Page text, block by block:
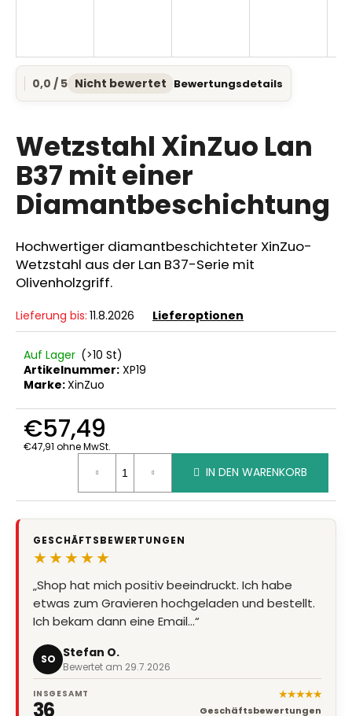
Die
durchschnittliche
ist
0,0
von
5
Sternen.
0,0 / 5 Nicht bewertet Bewertungsdetails
Wetzstahl XinZuo Lan
B37 mit einer
Diamantbeschichtung
Hochwertiger diamantbeschichteter XinZuo-
Wetzstahl aus der Lan B37-Serie mit
Olivenholzgriff.
Lieferung bis: 11.8.2026 Lieferoptionen
Auf Lager (>10 St)
Artikelnummer: XP19
Marke:XinZuo
€57,49
€47,91 ohne MwSt.
Verkaufspreis:
IN DEN WARENKORB
GESCHÄFTSBEWERTUNGEN
★★★★★
„Shop hat mich positiv beeindruckt. Ich habe
etwas zum Gravieren hochgeladen und bestellt.
Ich bekam dann eine Email…“
SO Stefan O.
Bewertet am 29.7.2026
„Super Qualität, Preis Leistung stimmt, Lieferung
super schnell“
Bewertet am 8.7.2026
INSGESAMT
36
★★★★★
Geschäftsbewertungen
SUCHEN
i
r
e
m
p
e
h
l
n